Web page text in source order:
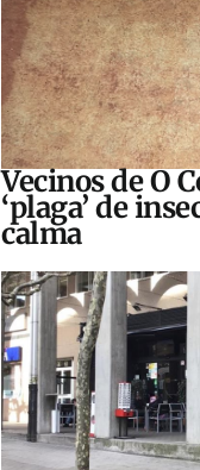
Vecinos de O
‘plaga’ de
calma